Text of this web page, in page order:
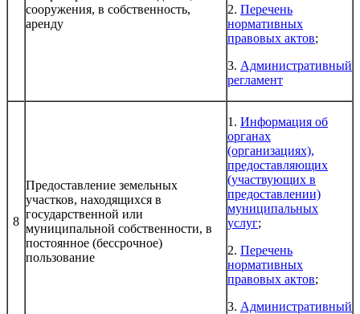
сооружения, в собственность,
аренду
2. Перечень
нормативных
правовых актов;
3. Административный
регламент
8
Предоставление земельных
участков, находящихся в
государственной или
муниципальной собственности, в
постоянное (бессрочное)
пользование
1. Информация об
органах
(организациях),
предоставляющих
(участвующих в
предоставлении)
муниципальных
услуг;
2. Перечень
нормативных
правовых актов;
3. Административный